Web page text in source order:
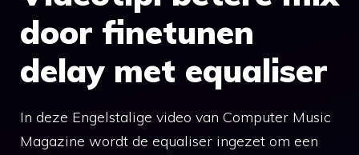
door finetunen
delay met equaliser
In deze Engelstalige video van Computer Music
Magazine wordt de equaliser ingezet om een